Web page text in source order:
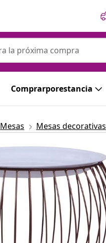
Comprarporestancia
Mesas Mesas decorativas